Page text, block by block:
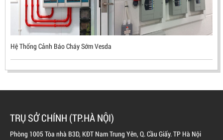
Hệ Thống Cảnh Báo Cháy Sớm Vesda
TRỤ SỞ CHÍNH (TP.HÀ NỘI)
Phòng 1005 Tòa nhà B3D, KĐT Nam Trung Yên, Q. Cầu Giấy. TP Hà Nội